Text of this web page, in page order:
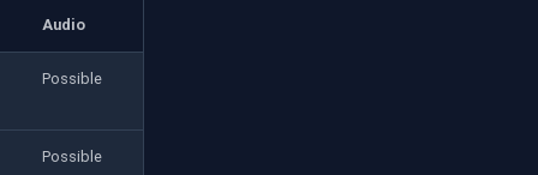
Audio
Possible
Possible